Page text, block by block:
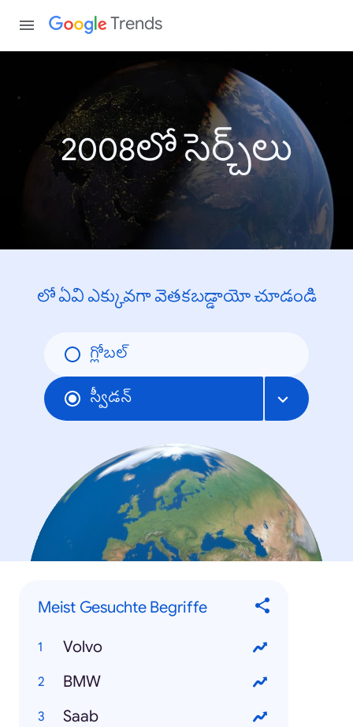
Trends
2008లో సెర్చ్‌లు
లో ఏవి ఎక్కువగా వెతకబడ్డాయో చూడండి
గ్లోబల్
స్వీడన్
Meist Gesuchte Begriffe
Volvo
BMW
Saab